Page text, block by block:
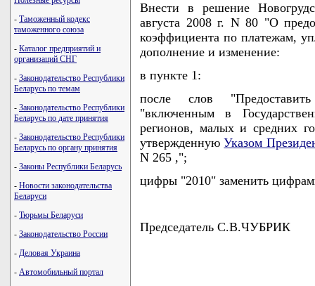
- Таможенный кодекс
таможенного союза
- Каталог предприятий и
организаций СНГ
- Законодательство Республики
Беларусь по темам
- Законодательство Республики
Беларусь по дате принятия
- Законодательство Республики
Беларусь по органу принятия
- Законы Республики Беларусь
- Новости законодательства
Беларуси
- Тюрьмы Беларуси
- Законодательство России
- Деловая Украина
- Автомобильный портал
Внести в решение
августа 2008 г. N 80 "О
коэффициента по платежам,
дополнение и изменение:
в пункте 1:
после слов
"включенным в
регионов, малых и средних
утвержденнуюУказом
N 265 ,";
цифры "2010" заменить
Председатель С.В.ЧУБРИК